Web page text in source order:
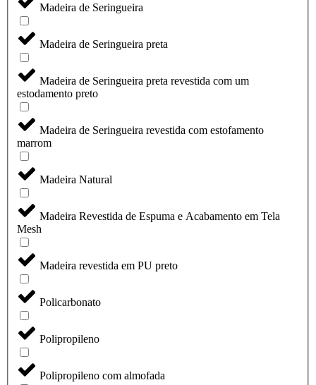
Madeira de Seringueira
Madeira de Seringueira preta
Madeira de Seringueira preta revestida com um
estodamento preto
Madeira de Seringueira revestida com estofamento
marrom
Madeira Natural
Madeira Revestida de Espuma e Acabamento em Tela
Mesh
Madeira revestida em PU preto
Policarbonato
Polipropileno
Polipropileno com almofada